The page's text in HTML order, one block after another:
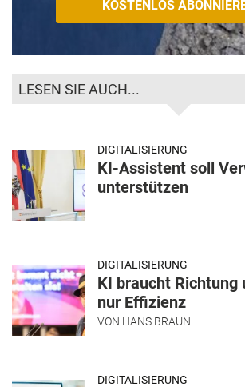
LESEN SIE AUCH...
DIGITALISIERUNG
KI-Assistent soll
unterstützen
DIGITALISIERUNG
KI braucht Richtung
nur Effizienz
VON HANS BRAUN
DIGITALISIERUNG